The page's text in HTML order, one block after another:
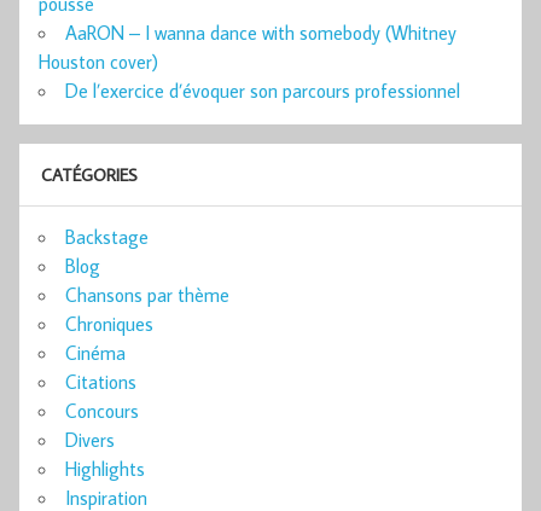
AaRON – I wanna dance with somebody (Whitney
Houston cover)
De l’exercice d’évoquer son parcours professionnel
CATÉGORIES
Backstage
Blog
Chansons par thème
Chroniques
Cinéma
Citations
Concours
Divers
Highlights
Inspiration